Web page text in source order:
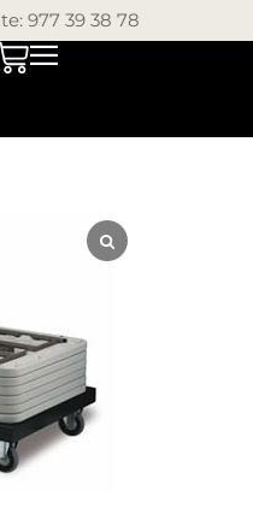
977 39 38 78